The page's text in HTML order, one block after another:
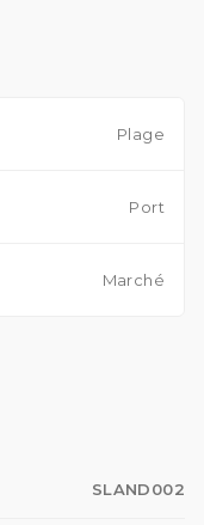
une base sûre et
de créer un refuge
les plus
Plage
Port
Marché
SLAND002